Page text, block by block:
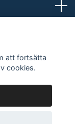
att fortsätta
cookies.